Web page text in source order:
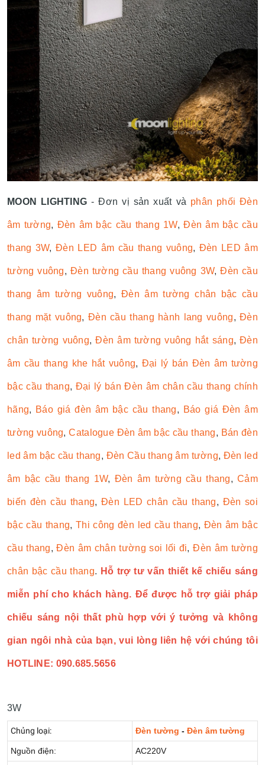
MOON LIGHTING - Đơn vị sản xuất và phân phối Đèn
âm tường, Đèn âm bậc cầu thang 1W,Đèn âm bậc cầu
thang 3W,Đèn LED âm cầu thang vuông, Đèn LED âm
tường vuông, Đèn tường cầu thang vuông 3W,Đèn cầu
thang âm tường vuông, Đèn âm tường chân bậc cầu
thang mặt vuông, Đèn cầu thang hành lang vuông,Đèn
chân tường vuông,Đèn âm tường vuông hắt sáng,Đèn
âm cầu thang khe hắt vuông, Đại lý bán Đèn âm tường
bậc cầu thang, Đại lý bán Đèn âm chân cầu thang chính
hãng, Báo giá đèn âm bậc cầu thang, Báo giá Đèn âm
tường vuông,Catalogue Đèn âm bậc cầu thang, Bán đèn
led âm bậc cầu thang, Đèn Cầu thang âm tường, Đèn led
âm bậc cầu thang 1W, Đèn âm tường cầu thang,Cảm
biến đèn cầu thang,Đèn LED chân cầu thang, Đèn soi
bậc cầu thang,Thi công đèn led cầu thang, Đèn âm bậc
cầu thang,Đèn âm chân tường soi lối đi,Đèn âm tường
chân bậc cầu thang. Hỗ trợ tư vấn thiết kế chiếu sáng
miễn phí cho khách hàng. Để được hỗ trợ giải pháp
chiếu sáng nội thất phù hợp với ý tưởng và không
gian ngôi nhà của bạn, vui lòng liên hệ với chúng tôi
HOTLINE: 090.685.5656
3W
Chủng loại: Đèn tường - Đèn âm tường
Nguồn điện: AC220V